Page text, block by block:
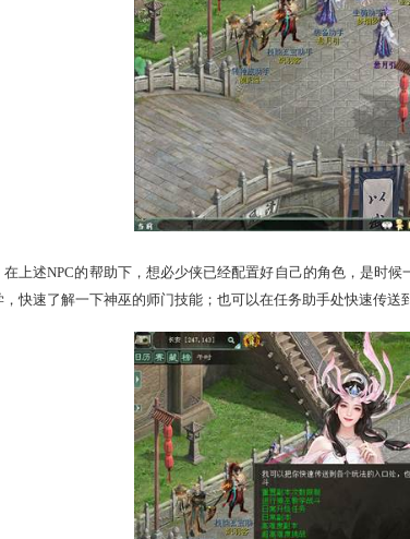
获得体验服报名资格的少侠，可以在拷贝完角色
神巫。点击以下NPC，可以快速进行神巫角色的配
转种族助手（228,140）：可以帮助少侠更换种
装备助手（236,144）：少侠可以在装备助手
速完成装备配置。
坐骑助手（240,146）：可以帮助少侠配置坐骑
杂货助手（246,131）：少侠可以在杂货助手处
帮派助手（254,135）：可以帮助少侠配置小成